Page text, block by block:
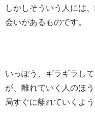
しかしそういう人には
会いがあるものです。
いっぽう、ギラギラし
が、離れていく人のほ
局すぐに離れていくよ